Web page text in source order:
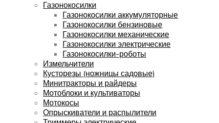
Газонокосилки
Газонокосилки аккумуляторные
Газонокосилки бензиновые
Газонокосилки механические
Газонокосилки электрические
Газонокосилки-роботы
Измельчители
Кусторезы (ножницы садовые)
Минитракторы и райдеры
Мотоблоки и культиваторы
Мотокосы
Опрыскиватели и распылители